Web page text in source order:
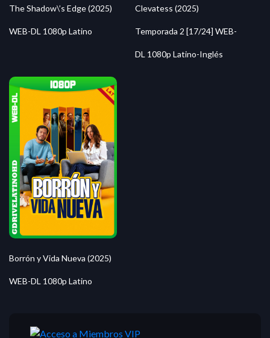
The Shadow\’s Edge (2025)
WEB-DL 1080p Latino
Clevatess (2025)
Temporada 2 [17/24] WEB-
DL 1080p Latino-Inglés
Borrón y Vida Nueva (2025)
WEB-DL 1080p Latino